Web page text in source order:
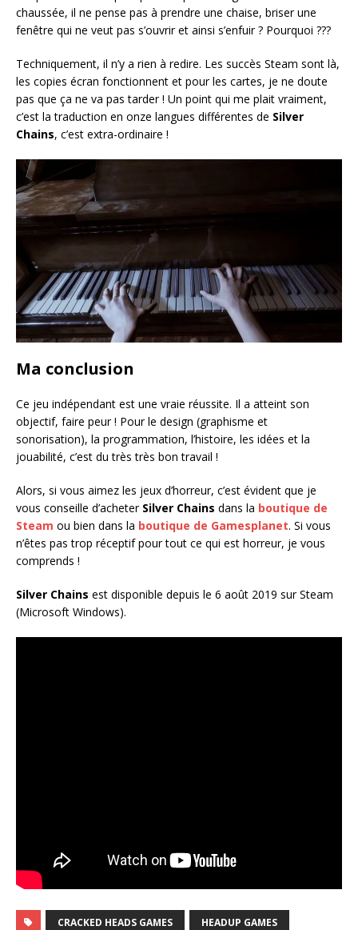
chaussée, il ne pense pas à prendre une chaise, briser une
fenêtre qui ne veut pas s’ouvrir et ainsi s’enfuir ? Pourquoi ???
Techniquement, il n’y a rien à redire. Les succès Steam sont là,
les copies écran fonctionnent et pour les cartes, je ne doute
pas que ça ne va pas tarder ! Un point qui me plait vraiment,
c’est la traduction en onze langues différentes de Silver
Chains, c’est extra-ordinaire !
Ma conclusion
Ce jeu indépendant est une vraie réussite. Il a atteint son
objectif, faire peur ! Pour le design (graphisme et
sonorisation), la programmation, l’histoire, les idées et la
jouabilité, c’est du très très bon travail !
Alors, si vous aimez les jeux d’horreur, c’est évident que je
vous conseille d’acheter Silver Chains dans la boutique de
Steam ou bien dans la boutique de Gamesplanet. Si vous
n’êtes pas trop réceptif pour tout ce qui est horreur, je vous
comprends !
Silver Chains est disponible depuis le 6 août 2019 sur Steam
(Microsoft Windows).
CRACKED HEADS GAMES HEADUP GAMES